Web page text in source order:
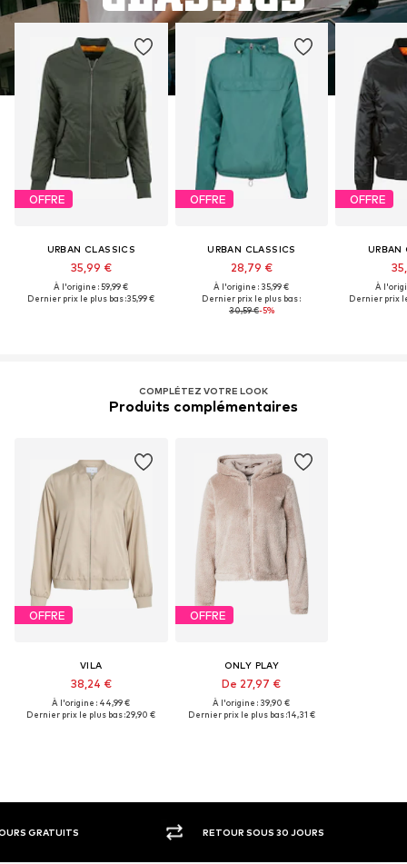
OFFRE
URBAN CLASSICS
35,99 €
À l'origine : 59,99 €
Dernier prix le plus bas :35,99 €
OFFRE
URBAN CLASSICS
28,79 €
À l'origine : 35,99 €
Dernier prix le plus bas :
30,59 €-5%
OFFRE
URBAN
À
Dernier prix
COMPLÉTEZ VOTRE LOOK
Produits complémentaires
OFFRE
VILA
38,24 €
À l'origine : 44,99 €
Dernier prix le plus bas :29,90 €
OFFRE
ONLY PLAY
De 27,97 €
À l'origine : 39,90 €
Dernier prix le plus bas :14,31 €
RETOUR SOUS 30 JOURS